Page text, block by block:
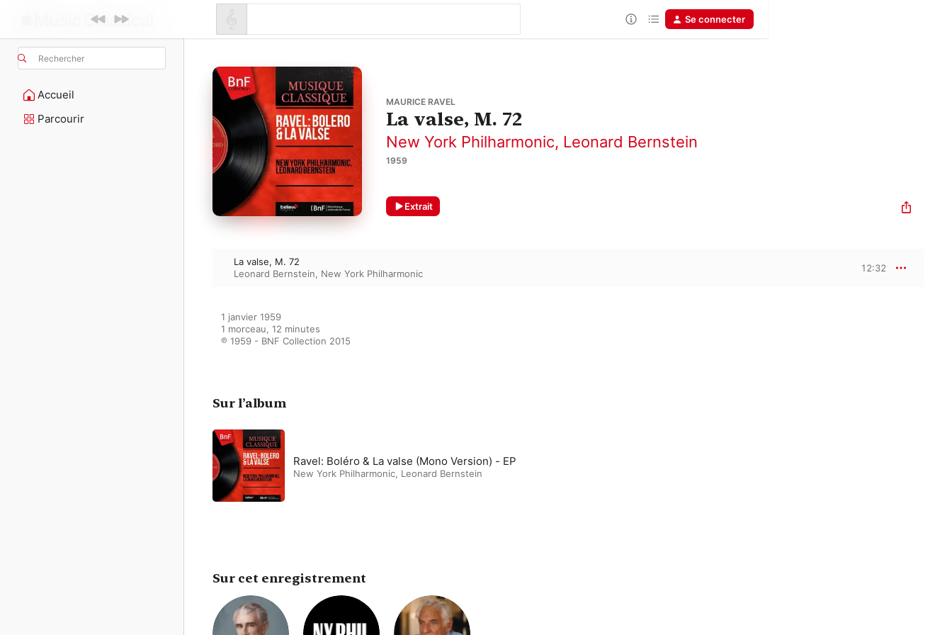
Rechercher
Accueil
Parcourir
Se connecter
MAURICE RAVEL
La valse, M. 72
New York Philharmonic, Leonard Bernstein
1959
Extrait
La valse, M. 72
Leonard Bernstein, New York Philharmonic
12:32
1 janvier 1959
1 morceau, 12 minutes
℗ 1959 - BNF Collection 2015
Sur l’album
Ravel: Boléro & La valse (Mono Version) - EP
New York Philharmonic, Leonard Bernstein
Sur cet enregistrement